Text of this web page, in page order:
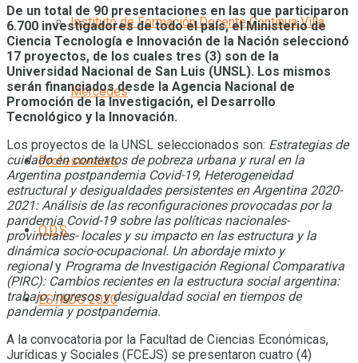
Instituto de Formación Docente Continua Villa
Mercedes
Profesionales
O.D.S
ESTADO 2030
De un total de 90 presentaciones en las que participaron
6.700 investigadores de todo el país, el Ministerio de
Ciencia Tecnología e Innovación de la Nación seleccionó
17 proyectos, de los cuales tres (3) son de la
Universidad Nacional de San Luis (UNSL). Los mismos
serán financiados desde la Agencia Nacional de
Promoción de la Investigación, el Desarrollo
Tecnológico y la Innovación.
Los proyectos de la UNSL seleccionados son: Estrategias de
cuidado en contextos de pobreza urbana y rural en la
Argentina postpandemia Covid-19; Heterogeneidad
estructural y desigualdades persistentes en Argentina 2020-
2021: Análisis de las reconfiguraciones provocadas por la
pandemia Covid-19 sobre las políticas nacionales-
provinciales- locales y su impacto en las estructura y la
dinámica socio-ocupacional. Un abordaje mixto y
regionaly Programa de Investigación Regional Comparativa
(PIRC): Cambios recientes en la estructura social argentina:
trabajo, ingresos y desigualdad social en tiempos de
pandemia y postpandemia.
A la convocatoria por la Facultad de Ciencias Económicas,
Jurídicas y Sociales (FCEJS) se presentaron cuatro (4)